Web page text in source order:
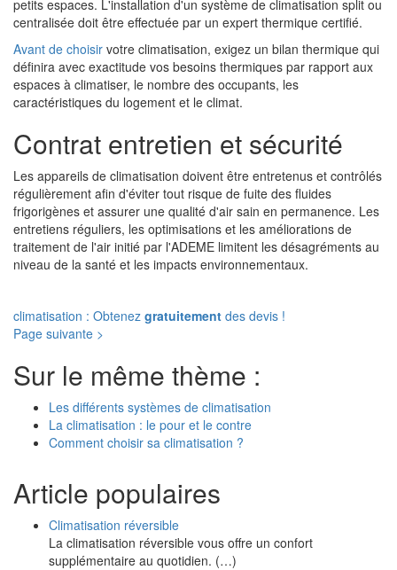
petits espaces. L'installation d'un système de climatisation split ou
centralisée doit être effectuée par un expert thermique certifié.
Avant de choisir votre climatisation, exigez un bilan thermique qui
définira avec exactitude vos besoins thermiques par rapport aux
espaces à climatiser, le nombre des occupants, les
caractéristiques du logement et le climat.
Contrat entretien et sécurité
Les appareils de climatisation doivent être entretenus et contrôlés
régulièrement afin d'éviter tout risque de fuite des fluides
frigorigènes et assurer une qualité d'air sain en permanence. Les
entretiens réguliers, les optimisations et les améliorations de
traitement de l'air initié par l'ADEME limitent les désagréments au
niveau de la santé et les impacts environnementaux.
climatisation : Obtenez gratuitement des devis !
Page suivante >
Sur le même thème :
Les différents systèmes de climatisation
La climatisation : le pour et le contre
Comment choisir sa climatisation ?
Article populaires
Climatisation réversible
La climatisation réversible vous offre un confort
supplémentaire au quotidien. (…)